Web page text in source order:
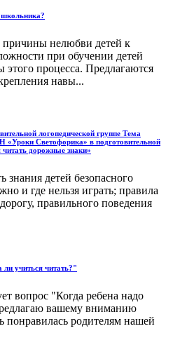
причины нелюбви детей к
при обучении детей
процесса. Предлагаются
навы...
логопедической группе Тема
Светофорика» в подготовительной
дорожные знаки»
знания детей безопасного
и где нельзя играть; правила
правильного поведения
ли учиться читать?"
вопрос "Когда ребена надо
вашему вниманию
понравилась родителям нашей